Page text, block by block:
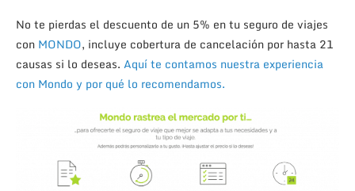
No te pierdas el descuento de un 5% en tu seguro de viajes
con MONDO, incluye cobertura de cancelación por hasta 21
causas si lo deseas. Aquí te contamos nuestra experiencia
con Mondo y por qué lo recomendamos.